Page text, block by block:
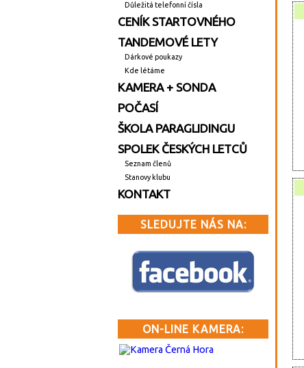
Důležitá telefonní čísla
CENÍK STARTOVNÉHO
TANDEMOVÉ LETY
Dárkové poukazy
Kde létáme
KAMERA + SONDA
POČASÍ
ŠKOLA PARAGLIDINGU
SPOLEK ČESKÝCH LETCŮ
Seznam členů
Stanovy klubu
KONTAKT
SLEDUJTE NÁS NA:
ON-LINE KAMERA: